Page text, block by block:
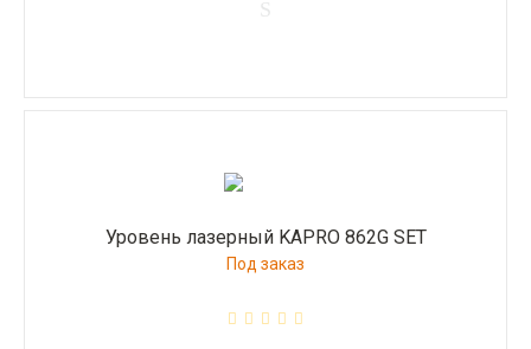
Уровень лазерный KAPRO 862G SET
Под заказ